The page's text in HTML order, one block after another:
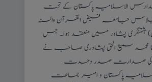
الاسلامیہ پاکستان کے تحت
اجلاس جامعہ فیض القرآن والسنہ
ہشتنگری پشاور میں منعقد ہوا۔ جس
محمد سمیع الحق پشاوری صاحب نے
کی صدارت صدر وحدت
پاکستان و امیر جماعت